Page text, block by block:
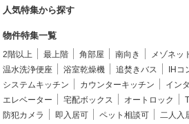
人気特集から探す
物件特集一覧
2階以上 最上階 角部屋 南向き メゾネッ
温水洗浄便座
浴室乾燥機 追焚きバス IHコ
システムキッチン
カウンターキッチン イン
エレベーター
宅配ボックス オートロック
防犯カメラ
即入居可 ペット相談可
二人入